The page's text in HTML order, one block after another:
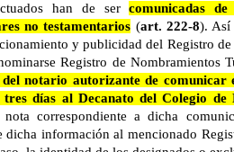
han de sercomunicadas
no testamentarios (art. 222-8).
y publicidad del Registro
Registro de Nombramientos
notario autorizante de comunicar
días al Decanato del Colegio de
correspondiente a dicha
dicha información al mencionado